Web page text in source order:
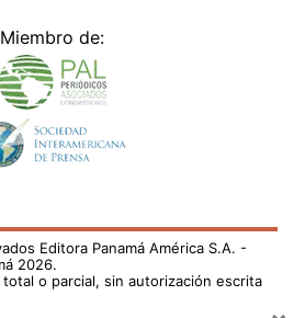
Miembro de:
Editora Panamá América S.A. -
2026.
o parcial, sin autorización escrita